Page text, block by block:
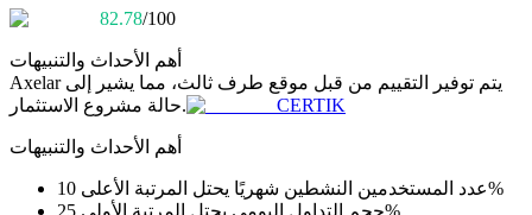
معلومة
تحليل البيانات الضخمة بما في ذلك المعلومات التجارية، وما
إلى ذلك.
82.78/100
أهم الأحداث والتنبيهات
Axelar يتم توفير التقييم من قبل موقع طرف ثالث، مما يشير إلى
حالة مشروع الاستثمار.
CERTIK
أهم الأحداث والتنبيهات
عدد المستخدمين النشطين شهريًا يحتل المرتبة الأعلى 10%